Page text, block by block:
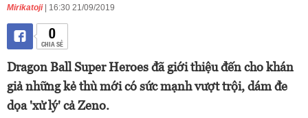
Mirikatoji | 16:30 21/09/2019
0
CHIA SẺ
Dragon Ball Super Heroes đã giới thiệu đến cho khán
giả những kẻ thù mới có sức mạnh vượt trội, dám đe
dọa 'xử lý' cả Zeno.